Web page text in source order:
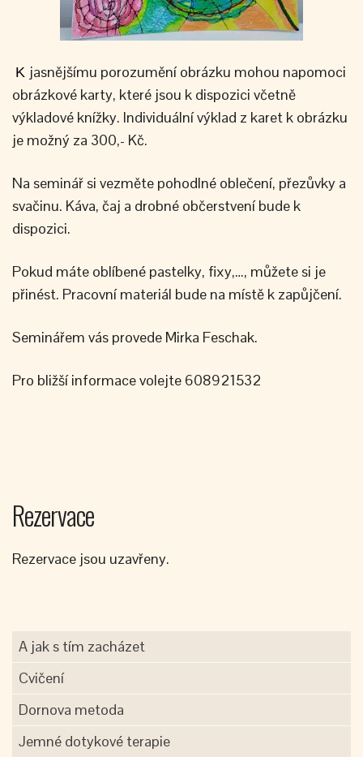
K jasnějšímu porozumění obrázku mohou napomoci
obrázkové karty, které jsou k dispozici včetně
výkladové knížky. Individuální výklad z karet k obrázku
je možný za 300,- Kč.
Na seminář si vezměte pohodlné oblečení, přezůvky a
svačinu. Káva, čaj a drobné občerstvení bude k
dispozici.
Pokud máte oblíbené pastelky, fixy,…, můžete si je
přinést. Pracovní materiál bude na místě k zapůjčení.
Seminářem vás provede Mirka Feschak.
Pro bližší informace volejte 608921532
Rezervace
Rezervace jsou uzavřeny.
A jak s tím zacházet
Cvičení
Dornova metoda
Jemné dotykové terapie